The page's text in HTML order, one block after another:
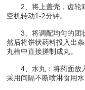
2、将上盖壳，齿轮箱
空机转动1-2分钟。
3、将调配均匀的团状
然后将饼状药料投入出
丸槽中直接搓制成丸。
4、水丸：将药面放入
采用间隔不断喷淋食用